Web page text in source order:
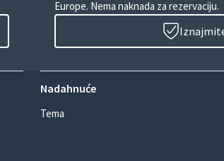
Europe. Nema naknada za rezervaciju.
Nadahnuće
Tema